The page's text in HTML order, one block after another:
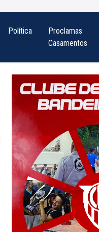
Política
Proclamas
Casamentos